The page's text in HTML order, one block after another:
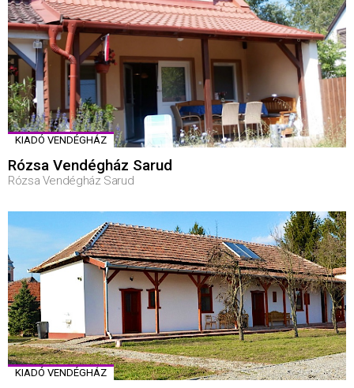
KIADÓ VENDÉGHÁZ
Rózsa Vendégház Sarud
Rózsa Vendégház Sarud
KIADÓ VENDÉGHÁZ